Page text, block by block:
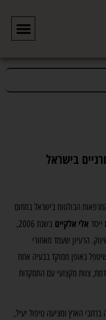
בישראל
הבולטות בישראל בתחום
אלי אלקיים
בשנת 2006,
הרעיון שעמד מאחורי
באופן ממוקד בבעיה אחת
צוות מקצועי עם התמקדות
הארץ ומציעה טיפול יעיל,